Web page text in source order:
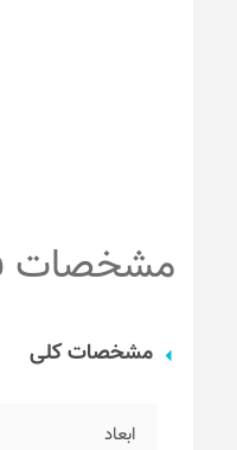
مشخصات
مشخصات کلی
ابعاد